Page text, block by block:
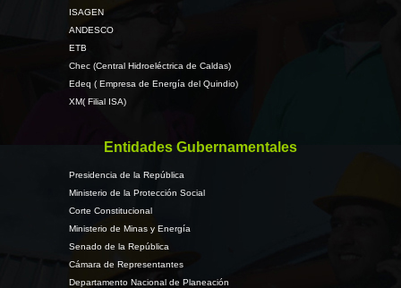
ISAGEN
ANDESCO
ETB
Chec (Central Hidroeléctrica de Caldas)
Edeq ( Empresa de Energía del Quindio)
XM( Filial ISA)
Entidades Gubernamentales
Presidencia de la República
Ministerio de la Protección Social
Corte Constitucional
Ministerio de Minas y Energía
Senado de la República
Cámara de Representantes
Departamento Nacional de Planeación